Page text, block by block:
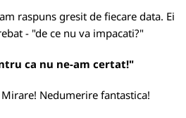
raspuns gresit de fiecare data. Ei
- "de ce nu va impacati?"
ca nu ne-am certat!"
Nedumerire fantastica!